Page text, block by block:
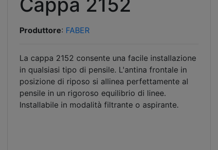
Produttore: FABER
La cappa 2152 consente una facile installazione
in qualsiasi tipo di pensile. L'antina frontale in
posizione di riposo si allinea perfettamente al
pensile in un rigoroso equilibrio di linee.
Installabile in modalità filtrante o aspirante.